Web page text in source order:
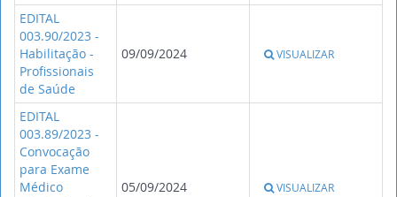
EDITAL
003.90/2023 -
Habilitação -
Profissionais
de Saúde
09/09/2024 VISUALIZAR
EDITAL
003.89/2023 -
Convocação
para Exame
Médico
05/09/2024 VISUALIZAR